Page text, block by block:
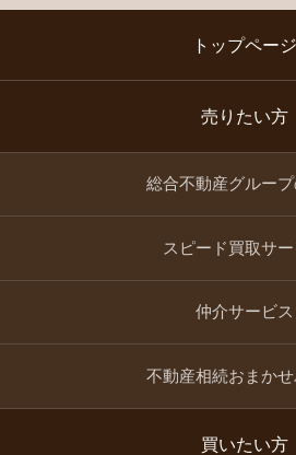
トップページ
売りたい方
総合不動産グルー
スピード買取サー
仲介サービス
不動産相続おまかせ
買いたい方